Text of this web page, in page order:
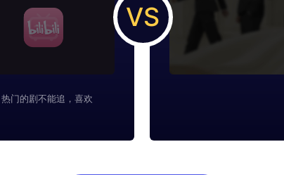
门的剧不能追，喜欢
VS